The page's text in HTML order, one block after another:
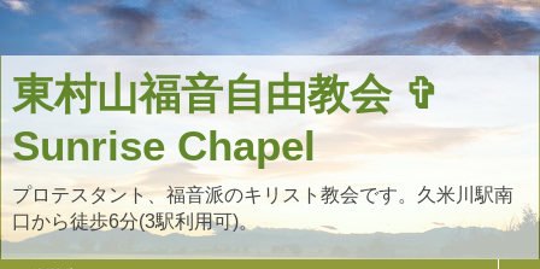
東村山福音自由教会 ✞
Sunrise Chapel
プロテスタント、福音派のキリスト教会です。久米川駅南
口から徒歩6分(3駅利用可)。